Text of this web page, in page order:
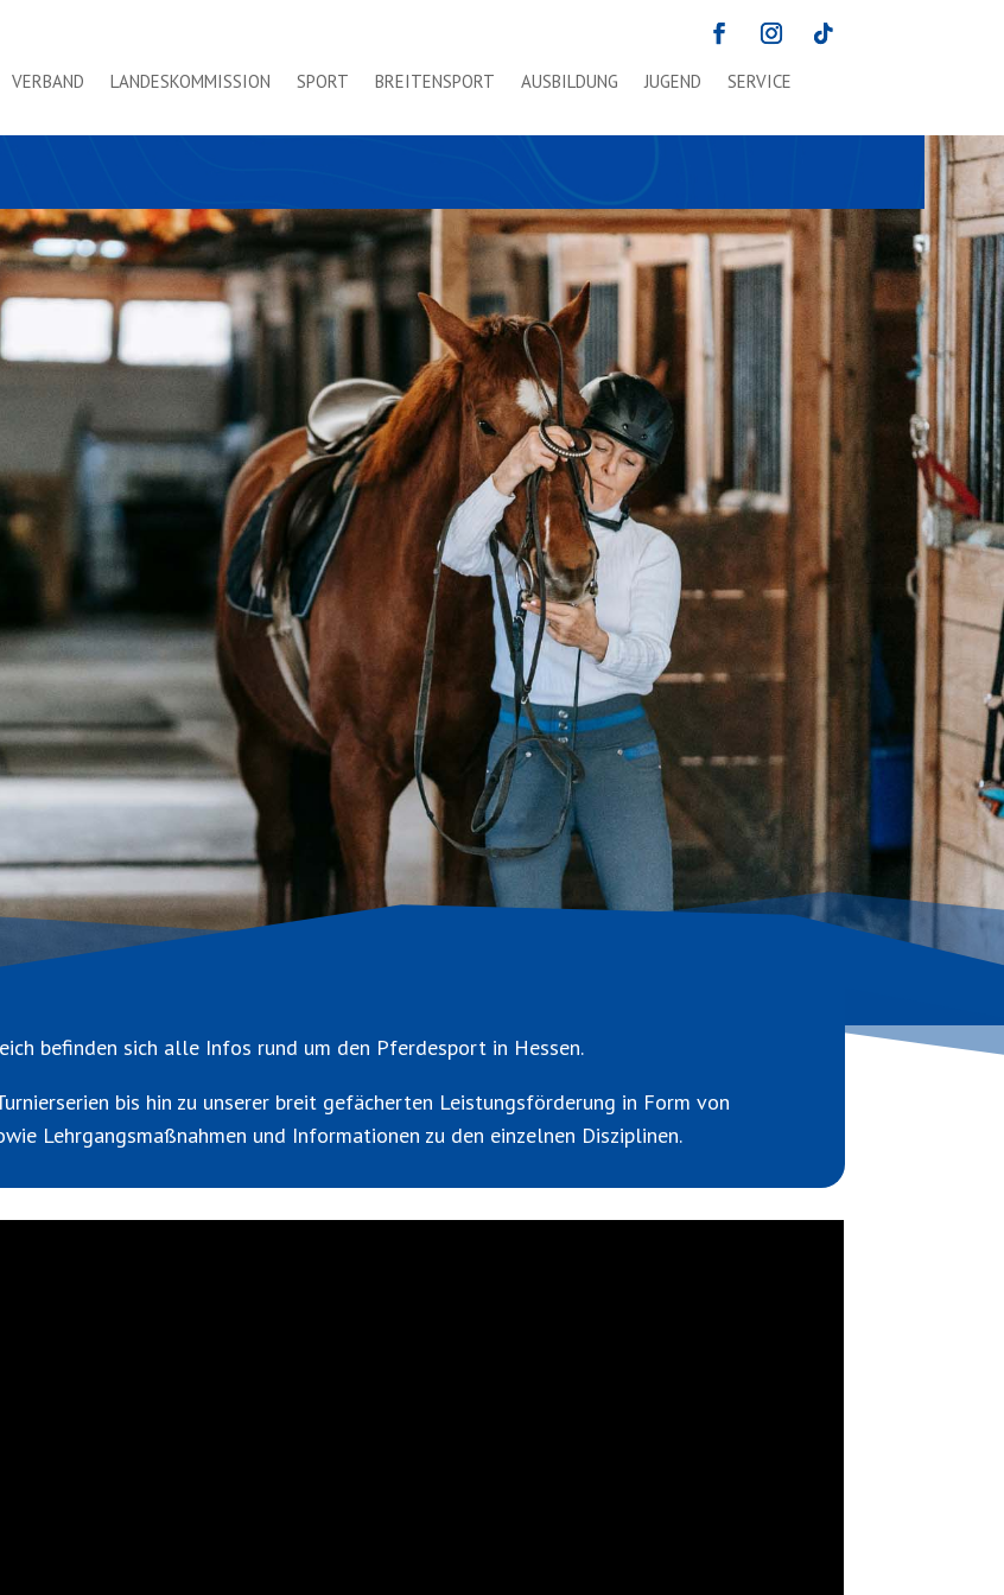
VERBAND LANDESKOMMISSION SPORT BREITENSPORT AUSBILDUNG JUGEND
SERVICE
befinden sich alle Infos rund um den Pferdesport in Hessen.
bis hin zu unserer breit gefächerten Leistungsförderung in Form von
Lehrgangsmaßnahmen und Informationen zu den einzelnen Disziplinen.